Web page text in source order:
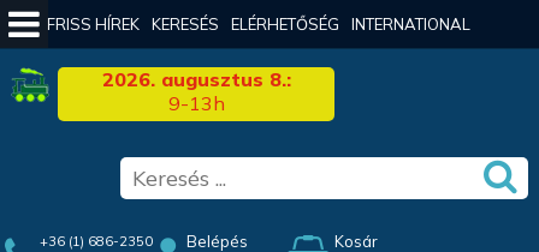
FRISS HÍREK KERESÉS ELÉRHETŐSÉG INTERNATIONAL
2026. augusztus 8.:
9-13h
+36 (1) 686-2350
Belépés
Kosár